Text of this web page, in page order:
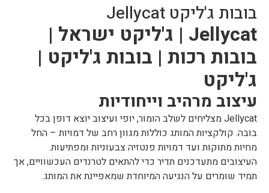
בובות ג'ליקט Jellycat
Jellycat | ג'ליקט ישראל |
בובות רכות | בובות ג'ליקט |
ג'ליקט
עיצוב מרהיב וייחודיות
Jellycat מצליחים לשלב הומור, יופי ועיצוב יוצא דופן בכל
בובה. קולקציות המותג כוללות מגוון רחב של דמויות – החל
מחיות מתוקות ועד דמויות פנטזיה צבעוניות ומפתיעות.
העיצובים מתעדכנים תדיר כדי להתאים לטרנדים העכשוויים, אך
תמיד שומרים על הנגיעה המיוחדת שמאפיינת את המותג.